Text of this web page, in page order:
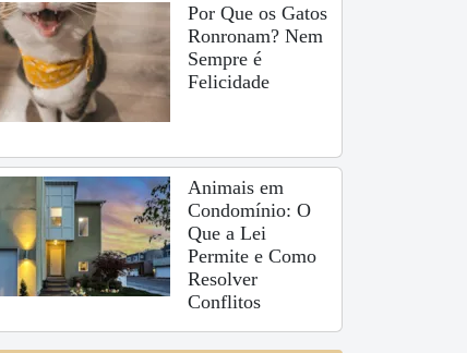
Por Que os Gatos
Ronronam? Nem
Sempre é
Felicidade
Animais em
Condomínio: O
Que a Lei
Permite e Como
Resolver
Conflitos